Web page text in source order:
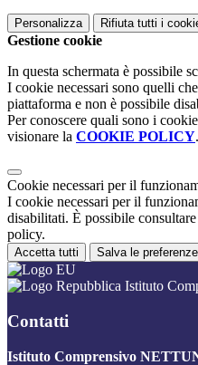
Personalizza Rifiuta tutti i
Gestione cookie
In questa schermata è possibile
I cookie necessari sono quelli
piattaforma e non è possibile
Per conoscere quali sono i
visionare la COOKIE POLICY.
Cookie necessari per il
I cookie necessari per il
disabilitati. È possibile
policy.
Accetta tutti Salva le preferenze
Istituto
Contatti
Istituto Comprensivo